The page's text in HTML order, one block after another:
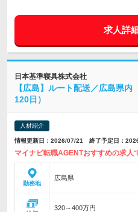
求人詳
日本基準寝具株式会社
【広島】ルート配送／広島県
120日）
人材紹介
情報更新日：2026/07/21 終了予定日：
マイナビ転職AGENTおすすめの求人
勤務地
広島県
320～400万円